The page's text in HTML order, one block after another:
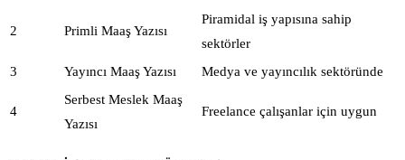
2 Primli Maaş Yazısı
Piramidal iş yapısına sahip
sektörler
3
Yayıncı Maaş Yazısı Medya ve yayıncılık sektöründe
4
Serbest Meslek Maaş
Yazısı
Freelance çalışanlar için uygun